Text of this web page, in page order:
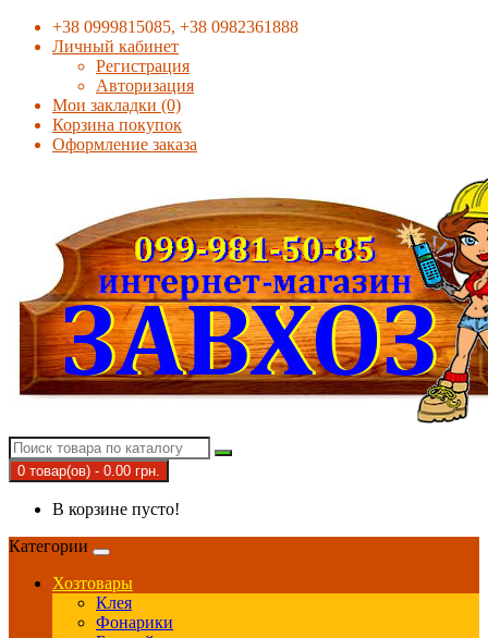
+38 0999815085, +38 0982361888
Личный кабинет
Регистрация
Авторизация
Мои закладки (0)
Корзина покупок
Оформление заказа
0 товар(ов) - 0.00 грн.
В корзине пусто!
Категории
Хозтовары
Клея
Фонарики